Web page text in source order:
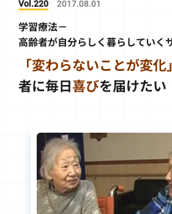
Vol.220 2017.08.01
学習療法－
高齢者が自分らしく暮らしていく
「変わらないことが変化」
者に毎日喜びを届けたい